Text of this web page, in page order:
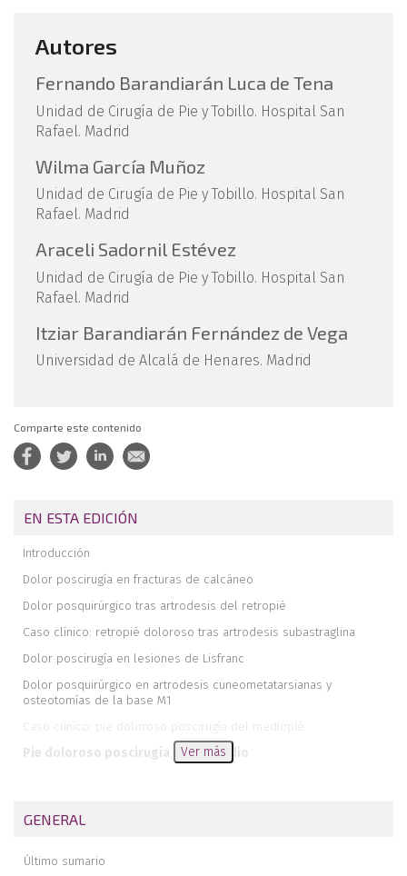
Autores
Fernando Barandiarán Luca de Tena
Unidad de Cirugía de Pie y Tobillo. Hospital San
Rafael. Madrid
Wilma García Muñoz
Unidad de Cirugía de Pie y Tobillo. Hospital San
Rafael. Madrid
Araceli Sadornil Estévez
Unidad de Cirugía de Pie y Tobillo. Hospital San
Rafael. Madrid
Itziar Barandiarán Fernández de Vega
Universidad de Alcalá de Henares. Madrid
Comparte este contenido
EN ESTA EDICIÓN
Introducción
Dolor poscirugía en fracturas de calcáneo
Dolor posquirúrgico tras artrodesis del retropié
Caso clínico: retropié doloroso tras artrodesis subastraglina
Dolor poscirugía en lesiones de Lisfranc
Dolor posquirúrgico en artrodesis cuneometatarsianas y
osteotomías de la base M1
Caso clínico: pie doloroso poscirugía del mediopié
Pie doloroso poscirugía primer radio
artroplastia y artrodesis tras luxación de artroplastia
Ver más
GENERAL
Último sumario